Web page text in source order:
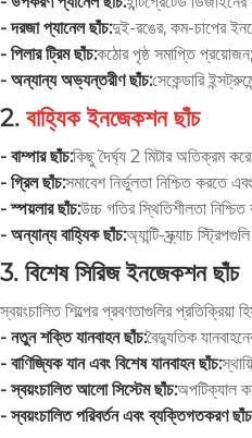
- দরজা প্যানেল ছাঁচ:দুই-রঙের, কম-চাপের
- পিলার ট্রিম ছাঁচ:কঠোর পৃষ্ঠ সমাপ্তি
- অন্যান্য অভ্যন্তরীণ ছাঁচ:সেকেন্ডারি
2. বাহ্যিক ইনজেকশন ছাঁচ
- বাম্পার ছাঁচ:কিছু দৈর্ঘ্য 2 মিটার অতিক্রম
- গ্রিল ছাঁচ:সমাবেশ নির্ভুলতা নিশ্চিত করতে
- স্পয়লার ছাঁচ:উচ্চ গতির স্থিতিশীলতা
- অন্যান্য বাহ্যিক ছাঁচ:অ্যান্টি-স্ক্র্যাচ
3. বিশেষ সিরিজ ইনজেকশন ছাঁচ
স্বয়ংচালিত শিল্পের প্রবণতাগুলির
- নতুন শক্তি যানবাহন ছাঁচ:বৈদ্যুতিক
- বাণিজ্যিক যান এবং বিশেষ যানবাহন ছাঁচ:
- স্বয়ংচালিত আলো সিস্টেম ছাঁচ:অপটিক্যাল
- স্বয়ংচালিত পরিবর্তন এবং ব্যক্তিগতকরণ